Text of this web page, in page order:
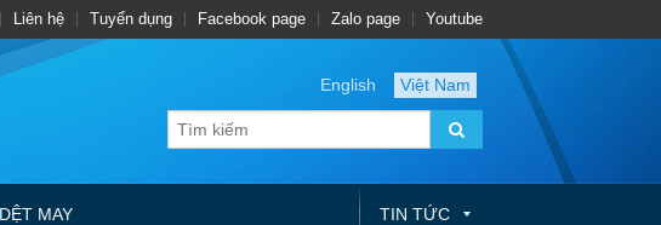
Liên hệ Tuyển dụng Facebook page Zalo page Youtube
English Việt Nam
DỆT MAY TIN TỨC